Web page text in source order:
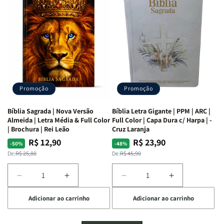
Mulheres
da
Bíblia
Isabelle
S.
Alves
Mulheres
da
Bíblia
|
Isabelle
S.
Alves
Livro
por
Livro
um
panorama
completo
dos
66
da
Bíblia
Equipe
teológica
Penkal
Livro
-
um
panorama
completo
dos
da
Bíblia
Penkal
Promoção
Bíblia Sagrada | Nova Versão
Almeida | Letra Média & Full Color
| Brochura | Rei Leão
-50%
Preço
normal
De:R$ 25,80
Preço
promocional
R$ 12,90
Diminuir
a
quantidade
de
Aumentar
a
quantidade
de
Bíblia
Adicionar ao carrinho
Promoção
Bíblia Letra Gigante | PPM | ARC |
Full Color | Capa Dura c/ Harpa | -
Cruz Laranja
-48%
Preço
normal
De:R$ 45,90
Preço
promocional
R$ 23,90
Diminuir
a
quantidade
de
Bíblia
Aumentar
a
quantidade
de
Adicionar ao carrinho